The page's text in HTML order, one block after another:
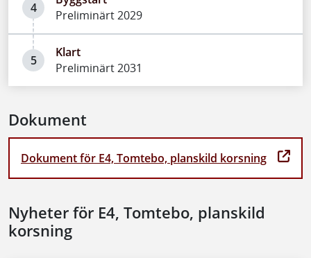
4
Preliminärt 2029
5
Klart
Preliminärt 2031
Dokument
Dokument för E4, Tomtebo, planskild korsning
Nyheter för E4, Tomtebo, planskild
korsning